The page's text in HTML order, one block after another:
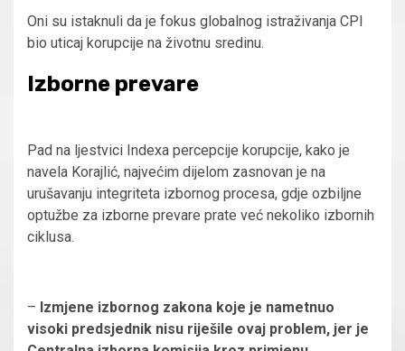
Oni su istaknuli da je fokus globalnog istraživanja CPI
bio uticaj korupcije na životnu sredinu.
Izborne prevare
Pad na ljestvici Indexa percepcije korupcije, kako je
navela Korajlić, najvećim dijelom zasnovan je na
urušavanju integriteta izbornog procesa, gdje ozbiljne
optužbe za izborne prevare prate već nekoliko izbornih
ciklusa.
– Izmjene izbornog zakona koje je nametnuo
visoki predsjednik nisu riješile ovaj problem, jer je